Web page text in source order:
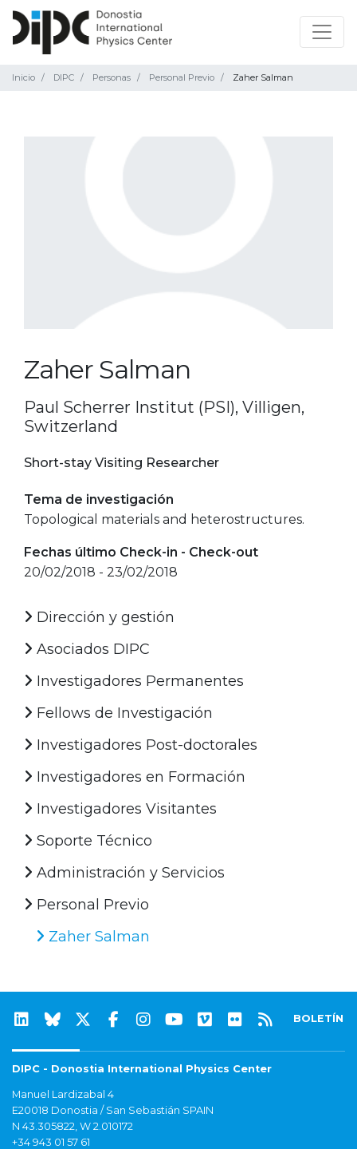
Inicio DIPC Personas Personal Previo Zaher Salman
Zaher Salman
Paul Scherrer Institut (PSI), Villigen,
Switzerland
Short-stay Visiting Researcher
Tema de investigación
Topological materials and heterostructures.
Fechas último Check-in - Check-out
20/02/2018 - 23/02/2018
Dirección y gestión
Asociados DIPC
Investigadores Permanentes
Fellows de Investigación
Investigadores Post-doctorales
Investigadores en Formación
Investigadores Visitantes
Soporte Técnico
Administración y Servicios
Personal Previo
Zaher Salman
BOLETÍN
DIPC - Donostia International Physics Center
Manuel Lardizabal 4
E20018 Donostia / San Sebastián SPAIN
N 43.305822, W 2.010172
+34 943 01 57 61